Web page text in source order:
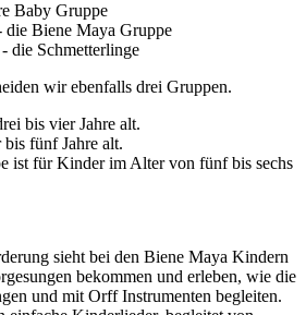
Baby Gruppe
die Biene Maya Gruppe
die Schmetterlinge
wir ebenfalls drei Gruppen.
bis vier Jahre alt.
fünf Jahre alt.
ist für Kinder im Alter von fünf bis sechs
sieht bei den Biene Maya Kindern
bekommen und erleben, wie die
und mit Orff Instrumenten begleiten.